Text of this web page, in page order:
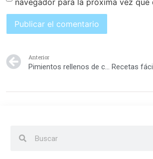
navegador para la próxima vez que
Anterior
Pimientos rellenos de carne picada al horno